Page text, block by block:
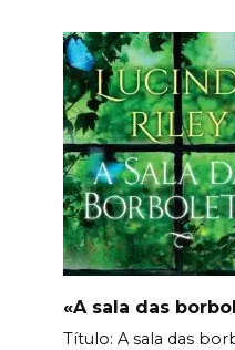
«A sala das
Título: A sala das